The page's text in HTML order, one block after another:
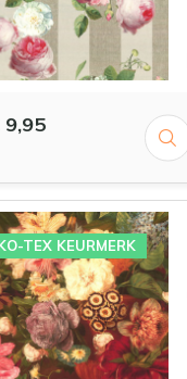
9,95
TEX KEURMERK